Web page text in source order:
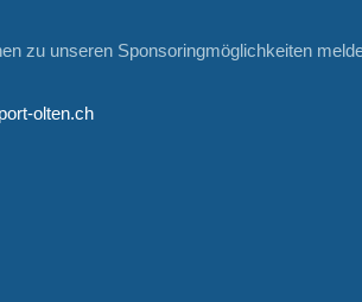
zu unseren Sponsoringmöglichkeiten
olten.ch